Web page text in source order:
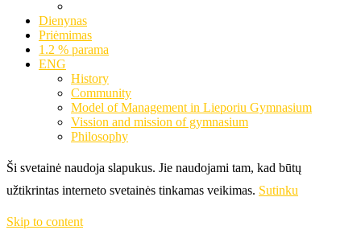
Dienynas
Priėmimas
1.2 % parama
ENG
History
Community
Model of Management in Lieporiu Gymnasium
Vission and mission of gymnasium
Philosophy
Ši svetainė naudoja slapukus. Jie naudojami tam, kad būtų
užtikrintas interneto svetainės tinkamas veikimas. Sutinku
Skip to content